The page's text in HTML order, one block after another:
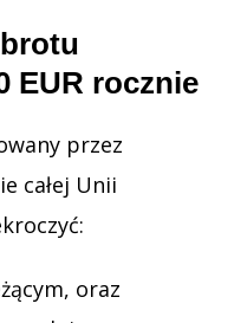
EUR rocznie
przez
całej Unii
oraz